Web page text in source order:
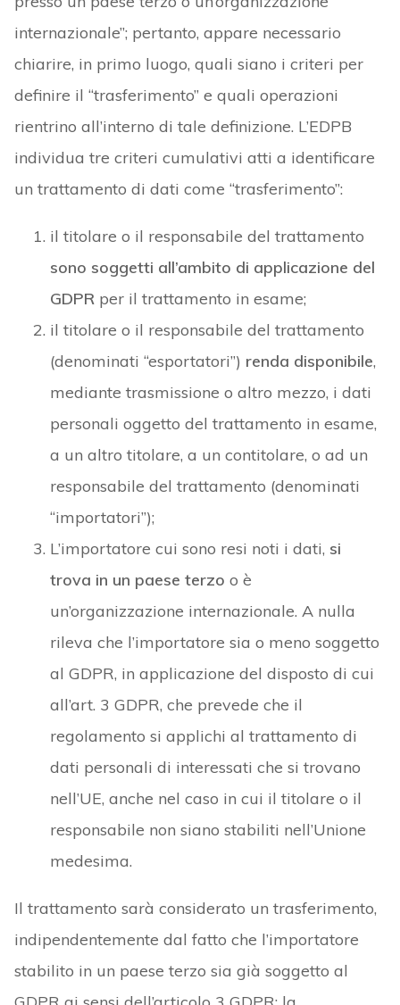
internazionale”; pertanto, appare necessario
chiarire, in primo luogo, quali siano i criteri per
definire il “trasferimento” e quali operazioni
rientrino all’interno di tale definizione. L’EDPB
individua tre criteri cumulativi atti a identificare
un trattamento di dati come “trasferimento”:
il titolare o il responsabile del trattamento
sono soggetti all’ambito di applicazione del
GDPRper il trattamento in esame;
il titolare o il responsabile del trattamento
(denominati “esportatori”) renda disponibile,
mediante trasmissione o altro mezzo, i dati
personali oggetto del trattamento in esame,
a un altro titolare, a un contitolare, o ad un
responsabile del trattamento (denominati
“importatori”);
L’importatore cui sono resi noti i dati, si
trova in un paese terzo o è
un’organizzazione internazionale. A nulla
rileva che l’importatore sia o meno soggetto
al GDPR, in applicazione del disposto di cui
all’art. 3 GDPR, che prevede che il
regolamento si applichi al trattamento di
dati personali di interessati che si trovano
nell’UE, anche nel caso in cui il titolare o il
responsabile non siano stabiliti nell’Unione
medesima.
Il trattamento sarà considerato un trasferimento,
indipendentemente dal fatto che l’importatore
stabilito in un paese terzo sia già soggetto al